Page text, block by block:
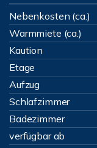
Nebenkosten (ca.)
Warmmiete (ca.)
Kaution
Etage
Aufzug
Schlafzimmer
Badezimmer
verfügbar ab